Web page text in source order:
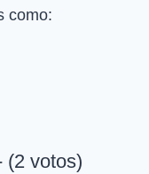
como:
(2 votos)